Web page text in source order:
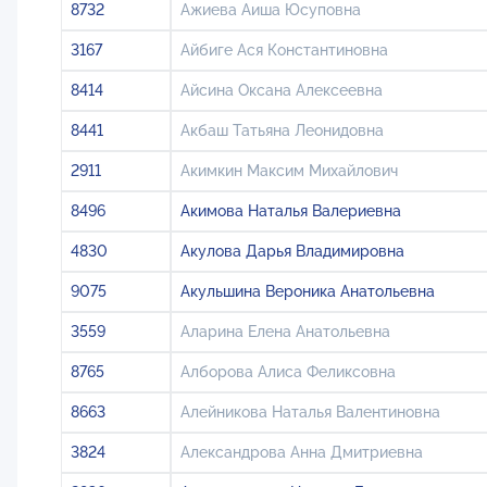
8732 Ажиева Аиша Юсуповна
3167 Айбиге Ася Константиновна
8414 Айсина Оксана Алексеевна
8441 Акбаш Татьяна Леонидовна
2911 Акимкин Максим Михайлович
8496 Акимова Наталья Валериевна
4830 Акулова Дарья Владимировна
9075 Акульшина Вероника Анатольевна
3559 Аларина Елена Анатольевна
8765 Алборова Алиса Феликсовна
8663 Алейникова Наталья Валентиновна
3824 Александрова Анна Дмитриевна